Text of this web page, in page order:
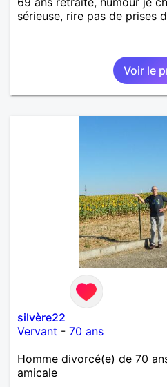
sérieuse, rire pas de prises
Voir le
silvère22
Vervant - 70 ans
Homme divorcé(e) de 70
amicale